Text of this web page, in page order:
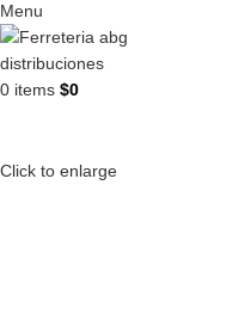
Menu
0 items $0
Click to enlarge